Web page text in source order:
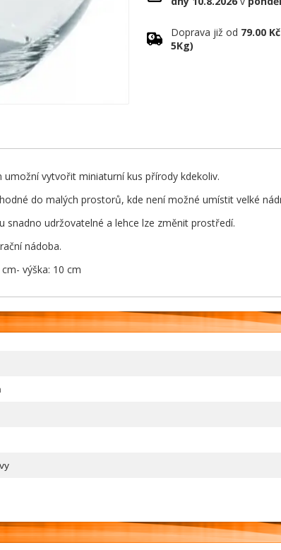
Doprava již od 79.00 Kč
5Kg)
vytvořit miniaturní kus přírody kdekoliv.
do malých prostorů, kde není možné umístit velké
udržovatelné a lehce lze změnit prostředí.
nádoba.
výška: 10 cm